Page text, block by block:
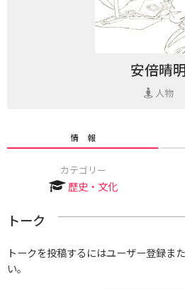
安倍晴明
人物
情 報
カテゴリー
歴史・文化
トーク
トークを投稿するにはユーザー登録ま
い。